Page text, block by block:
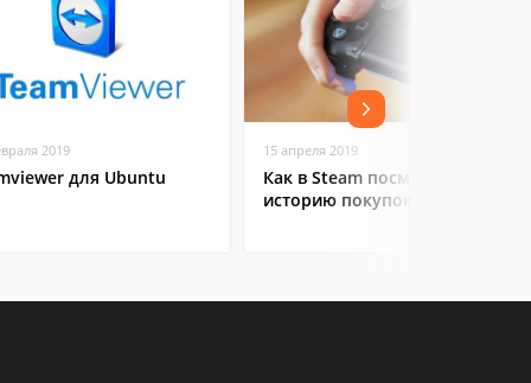
2019
для Ubuntu
15 апреля 2019
Как в Steam посмотреть
историю покупок